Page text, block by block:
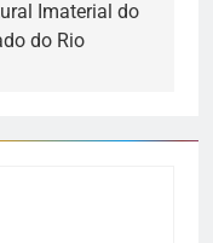
Imaterial do
do Rio